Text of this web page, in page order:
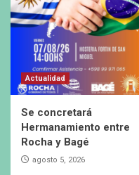
Actualidad
Se concretará
Hermanamiento entre
Rocha y Bagé
agosto 5, 2026